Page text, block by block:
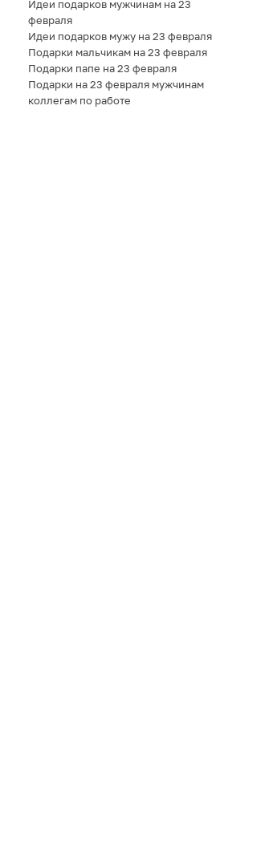
Идеи подарков мужчинам на 23
февраля
Идеи подарков мужу на 23 февраля
Подарки мальчикам на 23 февраля
Подарки папе на 23 февраля
Подарки на 23 февраля мужчинам
коллегам по работе